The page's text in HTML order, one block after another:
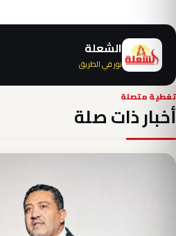
الشعلة
نور في الطريق
تغطية متصلة
أخبار ذات صلة